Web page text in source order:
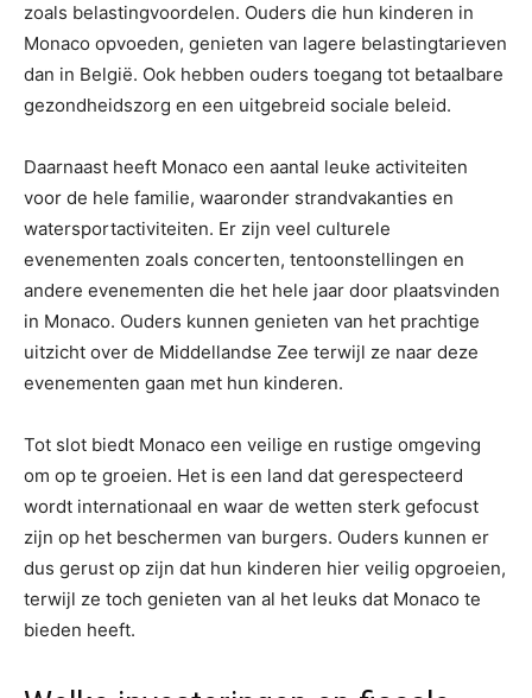
zoals belastingvoordelen. Ouders die hun kinderen in
Monaco opvoeden, genieten van lagere belastingtarieven
dan in België. Ook hebben ouders toegang tot betaalbare
gezondheidszorg en een uitgebreid sociale beleid.
Daarnaast heeft Monaco een aantal leuke activiteiten
voor de hele familie, waaronder strandvakanties en
watersportactiviteiten. Er zijn veel culturele
evenementen zoals concerten, tentoonstellingen en
andere evenementen die het hele jaar door plaatsvinden
in Monaco. Ouders kunnen genieten van het prachtige
uitzicht over de Middellandse Zee terwijl ze naar deze
evenementen gaan met hun kinderen.
Tot slot biedt Monaco een veilige en rustige omgeving
om op te groeien. Het is een land dat gerespecteerd
wordt internationaal en waar de wetten sterk gefocust
zijn op het beschermen van burgers. Ouders kunnen er
dus gerust op zijn dat hun kinderen hier veilig opgroeien,
terwijl ze toch genieten van al het leuks dat Monaco te
bieden heeft.